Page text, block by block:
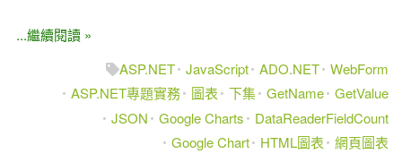
...繼續閱讀 »
ASP.NET JavaScript ADO.NET WebForm
ASP.NET專題實務
圖表 下集 GetName GetValue
JSON
Google Charts
DataReaderFieldCount
Google Chart
HTML圖表 網頁圖表